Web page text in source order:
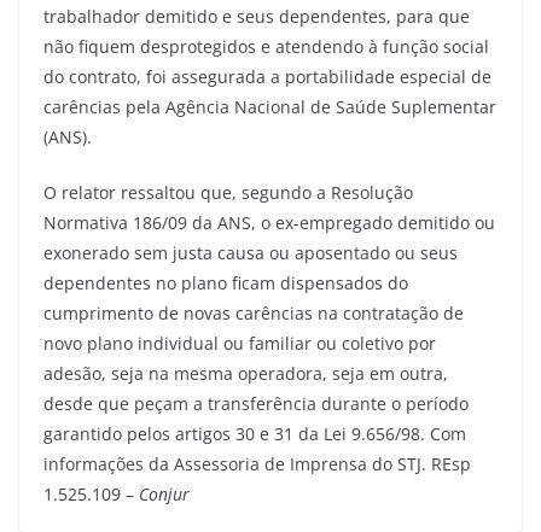
trabalhador demitido e seus dependentes, para que
não fiquem desprotegidos e atendendo à função social
do contrato, foi assegurada a portabilidade especial de
carências pela Agência Nacional de Saúde Suplementar
(ANS).
O relator ressaltou que, segundo a Resolução
Normativa 186/09 da ANS, o ex-empregado demitido ou
exonerado sem justa causa ou aposentado ou seus
dependentes no plano ficam dispensados do
cumprimento de novas carências na contratação de
novo plano individual ou familiar ou coletivo por
adesão, seja na mesma operadora, seja em outra,
desde que peçam a transferência durante o período
garantido pelos artigos 30 e 31 da Lei 9.656/98. Com
informações da Assessoria de Imprensa do STJ. REsp
1.525.109 – Conjur